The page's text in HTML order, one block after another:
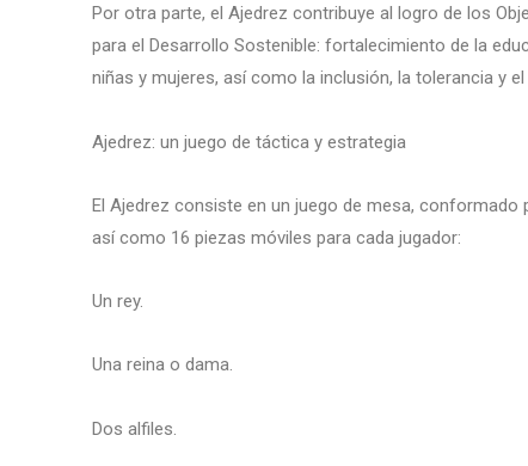
Por otra parte, el Ajedrez contribuye al logro de los
para el Desarrollo Sostenible: fortalecimiento de la
niñas y mujeres, así como la inclusión, la tolerancia y
Ajedrez: un juego de táctica y estrategia
El Ajedrez consiste en un juego de mesa,
así como 16 piezas móviles para cada jugador:
Un rey.
Una reina o dama.
Dos alfiles.